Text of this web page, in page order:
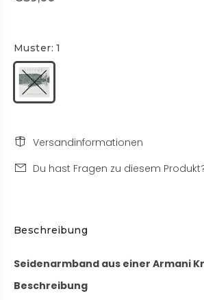
Muster:1
Versandinformationen
Du hast Fragen zu diesem
Beschreibung
Seidenarmband aus einer Armani
Beschreibung